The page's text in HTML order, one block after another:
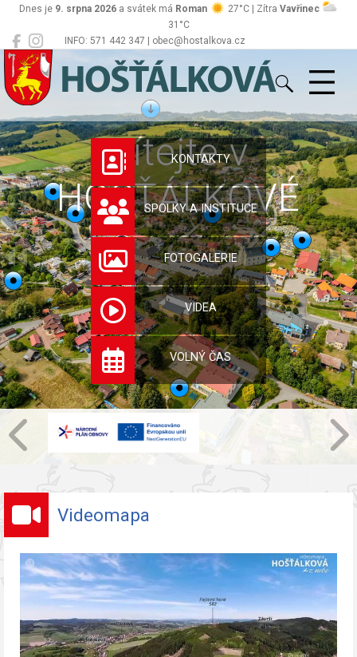
INFO: 571 442 347 | obec@hostalkova.cz
Dnes je 9. srpna 2026 a svátek má Roman 27°C | Zítra Vavřinec
31°C
Hošťálková
Vítejte v
HOŠŤÁLKOVÉ
KONTAKTY
SPOLKY A INSTITUCE
FOTOGALERIE
VIDEA
VOLNÝ ČAS
Videomapa